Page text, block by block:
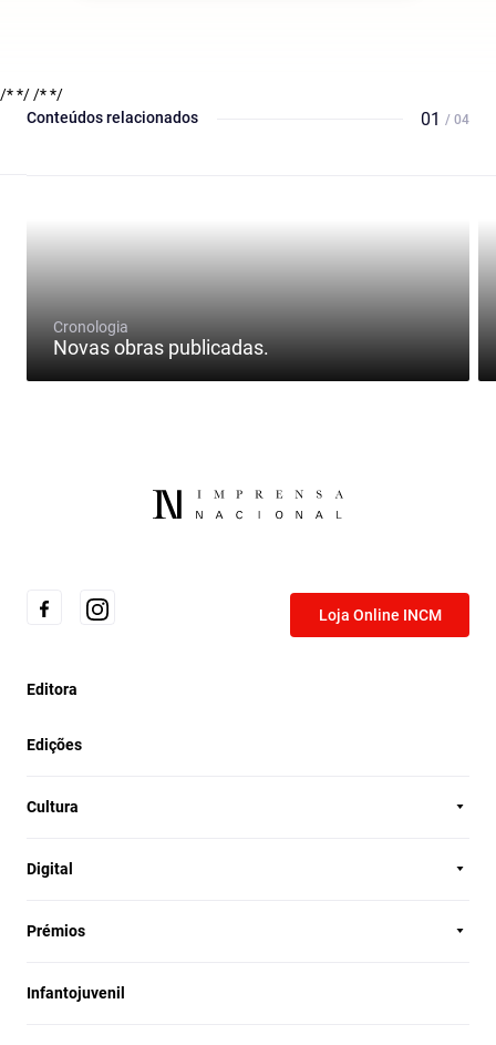
/* *//* */
Conteúdos relacionados
01 / 04
Cronologia
Novas obras publicadas.
Loja Online INCM
Editora
Edições
Cultura
Digital
Prémios
Infantojuvenil